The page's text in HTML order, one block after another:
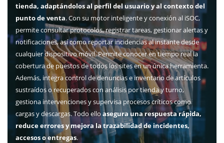
tienda, adaptándolos al perfil del usuario y al contexto del
punto de venta. Con su motor inteligente y conexión al iSOC,
permite consultar protocolos, registrar tareas, gestionar alertas y
notificaciones, así como reportar incidencias al instante desde
cualquier dispositivo móvil. Permite conocer en tiempo real la
cobertura de puestos de todos los sites en un única herramienta.
Además, integra control de denuncias e inventario de artículos
sustraídos o recuperados con análisis por tienda y turno,
gestiona intervenciones y supervisa procesos críticos como
cargas y descargas. Todo ello asegura una respuesta rápida,
reduce errores y mejora la trazabilidad de incidentes,
accesos o entregas.